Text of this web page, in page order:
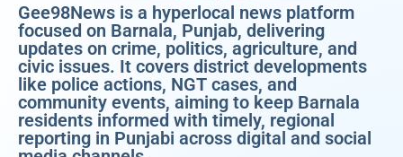
Gee98News is a hyperlocal news platform
focused on Barnala, Punjab, delivering
updates on crime, politics, agriculture, and
civic issues. It covers district developments
like police actions, NGT cases, and
community events, aiming to keep Barnala
residents informed with timely, regional
reporting in Punjabi across digital and social